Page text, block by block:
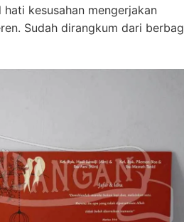
kesusahan mengerjakan
Sudah dirangkum dari